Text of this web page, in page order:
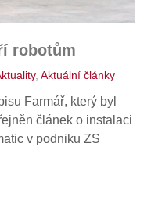
robotům
, Aktuální články
Farmář, který byl
článek o instalaci
v podniku ZS